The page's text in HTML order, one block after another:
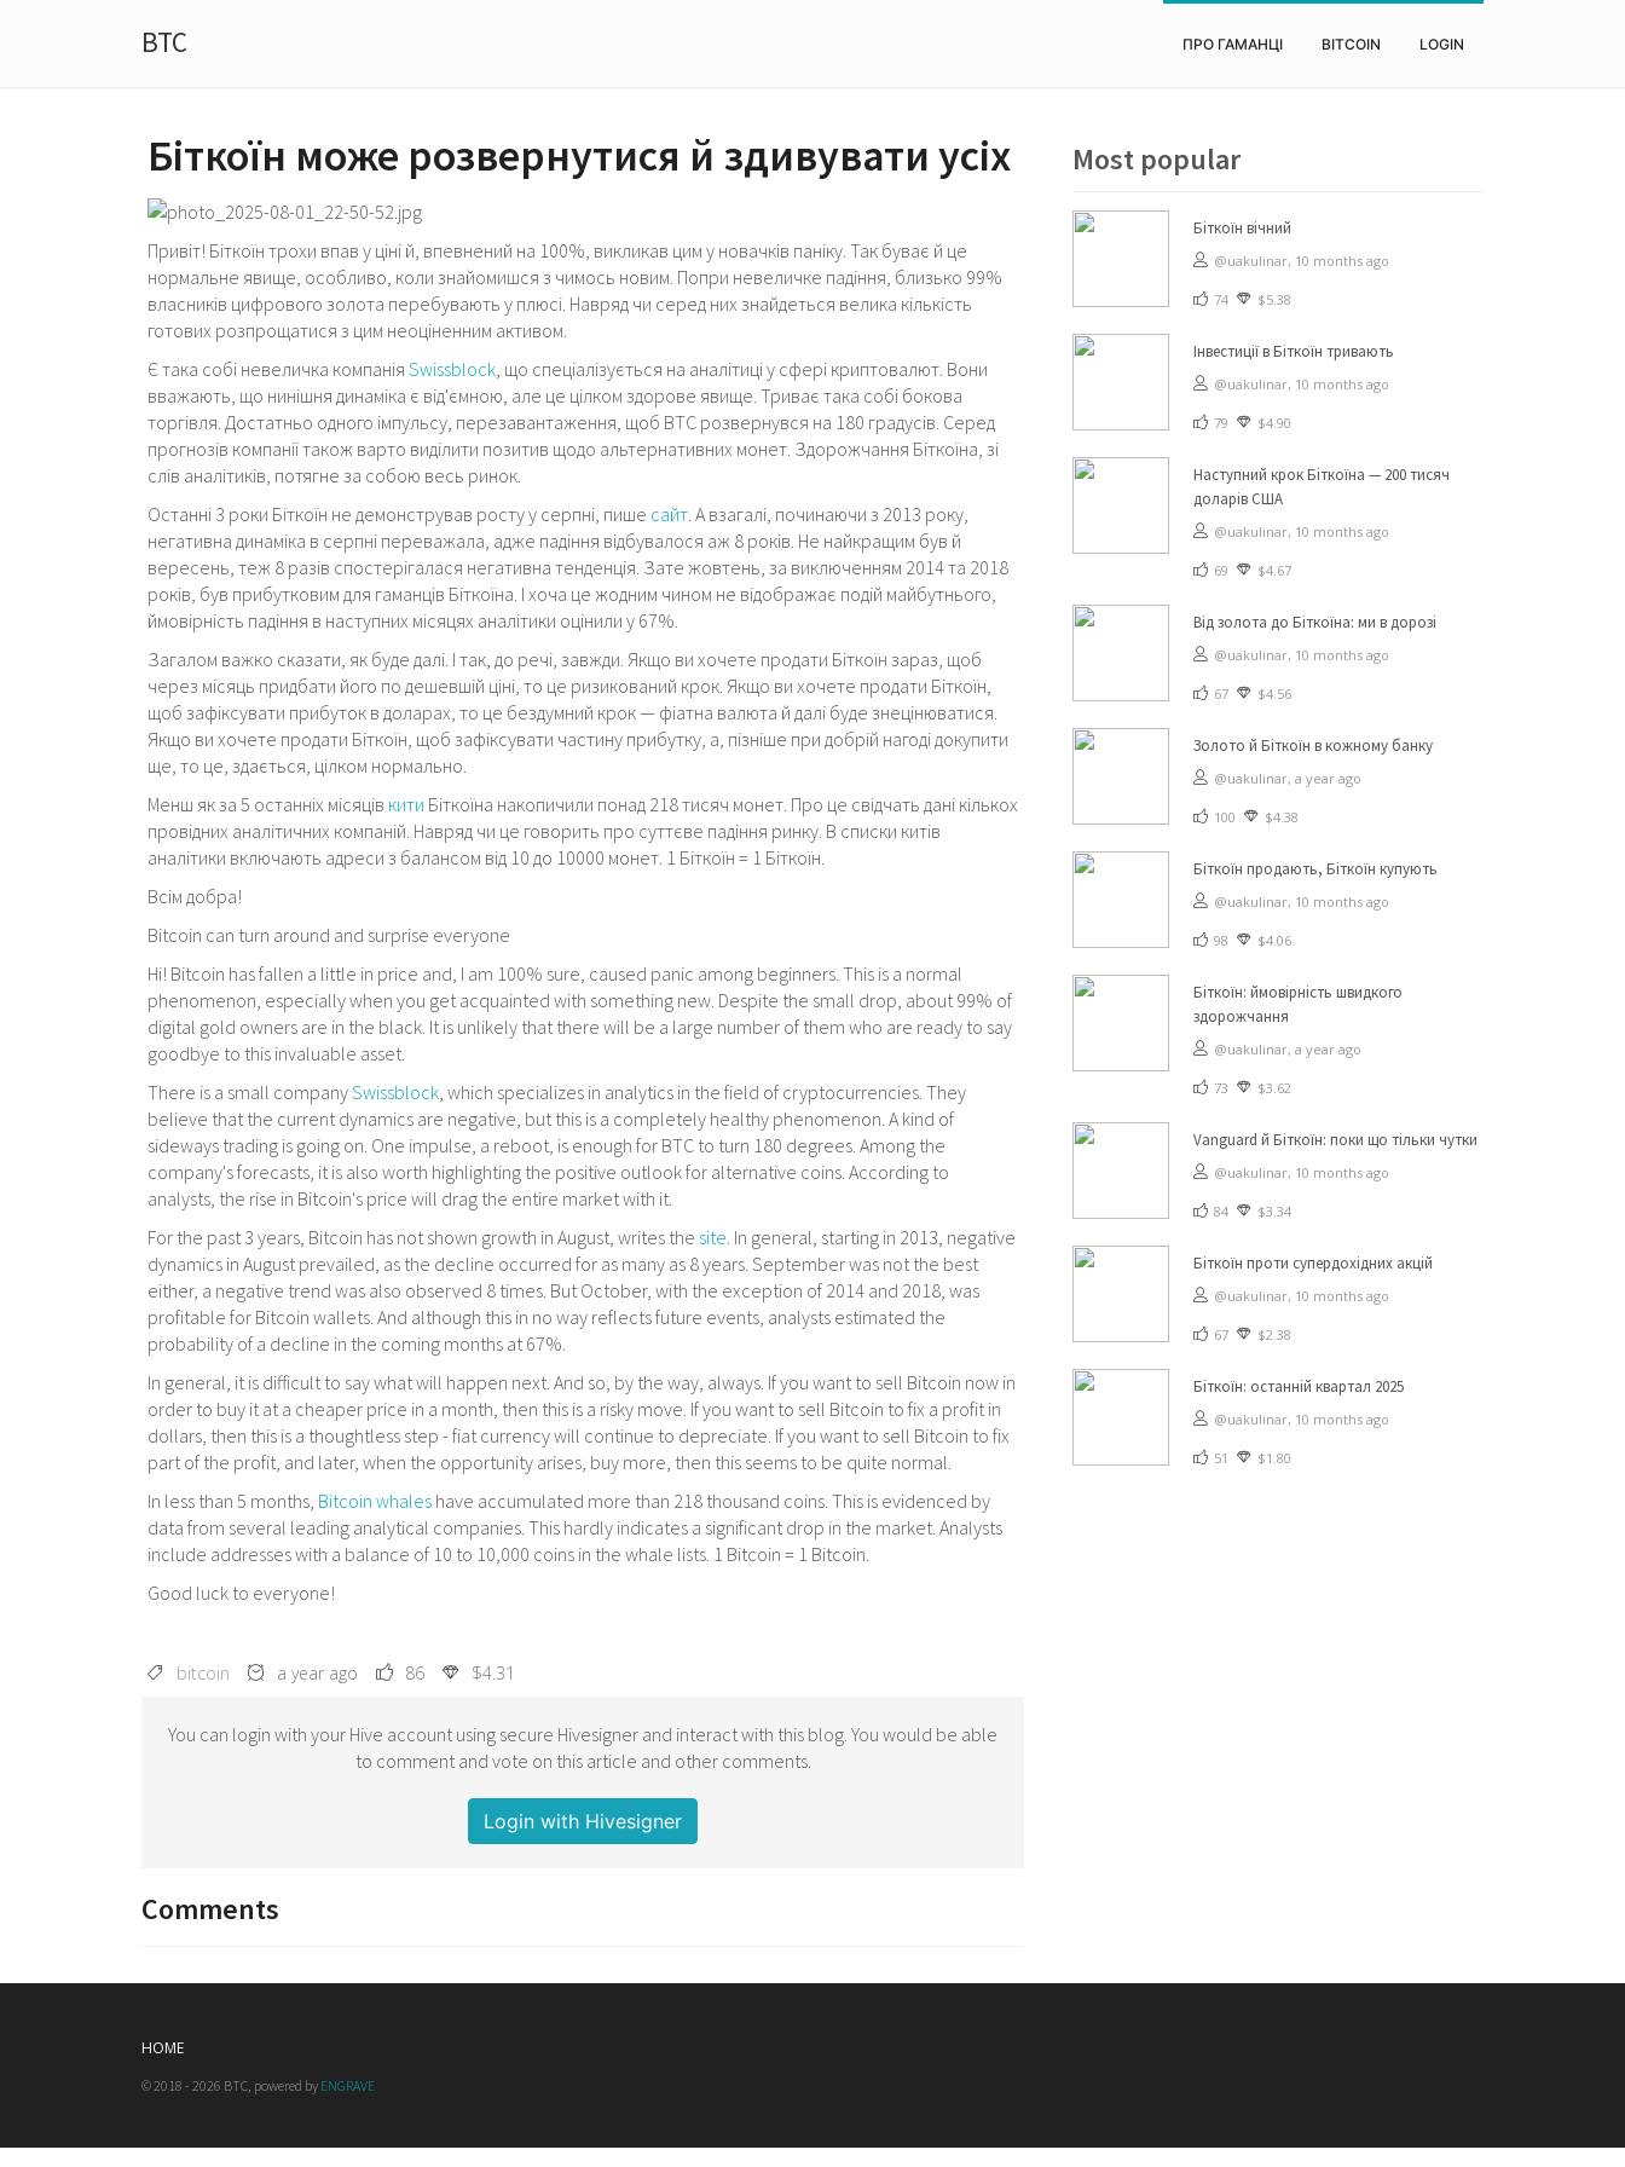
BTC ПРО ГАМАНЦІ BITCOIN LOGIN
Біткоїн може розвернутися й здивувати усіх
Привіт! Біткоїн трохи впав у ціні й, впевнений на 100%, викликав цим у новачків паніку. Так буває й це
нормальне явище, особливо, коли знайомишся з чимось новим. Попри невеличке падіння, близько 99%
власників цифрового золота перебувають у плюсі. Навряд чи серед них знайдеться велика кількість
готових розпрощатися з цим неоціненним активом.
Є така собі невеличка компанія Swissblock, що спеціалізується на аналітиці у сфері криптовалют. Вони
вважають, що нинішня динаміка є від'ємною, але це цілком здорове явище. Триває така собі бокова
торгівля. Достатньо одного імпульсу, перезавантаження, щоб BTC розвернувся на 180 градусів. Серед
прогнозів компанії також варто виділити позитив щодо альтернативних монет. Здорожчання Біткоїна, зі
слів аналітиків, потягне за собою весь ринок.
Останні 3 роки Біткоїн не демонстрував росту у серпні, пише сайт. А взагалі, починаючи з 2013 року,
негативна динаміка в серпні переважала, адже падіння відбувалося аж 8 років. Не найкращим був й
вересень, теж 8 разів спостерігалася негативна тенденція. Зате жовтень, за виключенням 2014 та 2018
років, був прибутковим для гаманців Біткоїна. І хоча це жодним чином не відображає подій майбутнього,
ймовірність падіння в наступних місяцях аналітики оцінили у 67%.
Загалом важко сказати, як буде далі. І так, до речі, завжди. Якщо ви хочете продати Біткоїн зараз, щоб
через місяць придбати його по дешевшій ціні, то це ризикований крок. Якщо ви хочете продати Біткоїн,
щоб зафіксувати прибуток в доларах, то це бездумний крок — фіатна валюта й далі буде знецінюватися.
Якщо ви хочете продати Біткоїн, щоб зафіксувати частину прибутку, а, пізніше при добрій нагоді докупити
ще, то це, здається, цілком нормально.
Менш як за 5 останніх місяців кити Біткоїна накопичили понад 218 тисяч монет. Про це свідчать дані кількох
провідних аналітичних компаній. Навряд чи це говорить про суттєве падіння ринку. В списки китів
аналітики включають адреси з балансом від 10 до 10000 монет. 1 Біткоїн = 1 Біткоїн.
Всім добра!
Bitcoin can turn around and surprise everyone
Hi! Bitcoin has fallen a little in price and, I am 100% sure, caused panic among beginners. This is a normal
phenomenon, especially when you get acquainted with something new. Despite the small drop, about 99% of
digital gold owners are in the black. It is unlikely that there will be a large number of them who are ready to say
goodbye to this invaluable asset.
There is a small companySwissblock, which specializes in analytics in the field of cryptocurrencies. They
believe that the current dynamics are negative, but this is a completely healthy phenomenon. A kind of
sideways trading is going on. One impulse, a reboot, is enough for BTC to turn 180 degrees. Among the
company's forecasts, it is also worth highlighting the positive outlook for alternative coins. According to
analysts, the rise in Bitcoin's price will drag the entire market with it.
For the past 3 years, Bitcoin has not shown growth in August, writes the site. In general, starting in 2013, negative
dynamics in August prevailed, as the decline occurred for as many as 8 years. September was not the best
either, a negative trend was also observed 8 times. But October, with the exception of 2014 and 2018, was
profitable for Bitcoin wallets. And although this in no way reflects future events, analysts estimated the
probability of a decline in the coming months at 67%.
In general, it is difficult to say what will happen next. And so, by the way, always. If you want to sell Bitcoin now in
order to buy it at a cheaper price in a month, then this is a risky move. If you want to sell Bitcoin to fix a profit in
dollars, then this is a thoughtless step - fiat currency will continue to depreciate. If you want to sell Bitcoin to fix
part of the profit, and later, when the opportunity arises, buy more, then this seems to be quite normal.
In less than 5 months, Bitcoin whales have accumulated more than 218 thousand coins. This is evidenced by
data from several leading analytical companies. This hardly indicates a significant drop in the market. Analysts
include addresses with a balance of 10 to 10,000 coins in the whale lists. 1 Bitcoin = 1 Bitcoin.
Good luck to everyone!
bitcoin a year ago 86 $4.31
You can login with your Hive account using secure Hivesigner and interact with this blog. You would be able
to comment and vote on this article and other comments.
Login with Hivesigner
Comments
Most popular
Біткоїн вічний
@uakulinar, 10 months ago
74 $5.38
Інвестиції в Біткоїн тривають
@uakulinar, 10 months ago
79 $4.90
Наступний крок Біткоїна — 200 тисяч
доларів США
@uakulinar, 10 months ago
69 $4.67
Від золота до Біткоїна: ми в дорозі
@uakulinar, 10 months ago
67 $4.56
Золото й Біткоїн в кожному банку
@uakulinar, a year ago
100 $4.38
Біткоїн продають, Біткоїн купують
@uakulinar, 10 months ago
98 $4.06
Біткоїн: ймовірність швидкого
здорожчання
@uakulinar, a year ago
73 $3.62
Vanguard й Біткоїн: поки що тільки чутки
@uakulinar, 10 months ago
84 $3.34
Біткоїн проти супердохідних акцій
@uakulinar, 10 months ago
67 $2.38
Біткоїн: останній квартал 2025
@uakulinar, 10 months ago
51 $1.80
HOME
© 2018 - 2026 BTC, powered by ENGRAVE